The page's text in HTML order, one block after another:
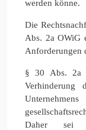
werden könne.
Die
Abs. 2a OWiG
Anforderungen
§ 30 Abs. 2a
Verhinderung
Daher sei